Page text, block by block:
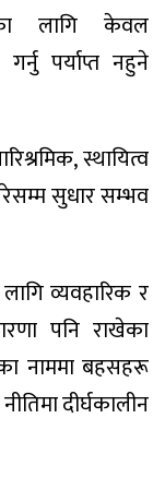
लागि केवल
पर्याप्त नहुने
स्थायित्व
सुधार सम्भव
व्यवहारिक र
पनि राखेका
नाममा बहसहरू
दीर्घकालीन